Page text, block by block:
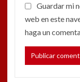
Guardar mi
web en este
haga un